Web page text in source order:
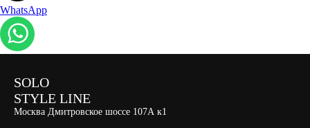
WhatsApp
SOLO
STYLE LINE
Москва Дмитровское шоссе 107А к1